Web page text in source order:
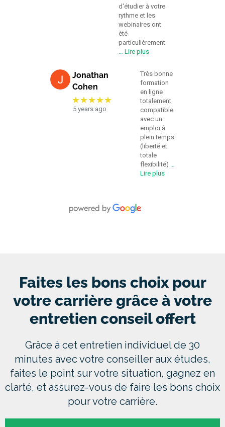
d'étudier à votre
rythme et les
webinaires ont
été
particulièrement
… Lire plus
Jonathan
Cohen
★★★★★
5 years ago
Très bonne
formation
en ligne
totalement
compatible
avec un
emploi à
plein temps
(liberté et
totale
flexibilité) …
Lire plus
Faites les bons choix pour
votre carrière grâce à votre
entretien conseil offert
Grâce à cet entretien individuel de 30
minutes avec votre conseiller aux études,
faites le point sur votre situation, gagnez en
clarté, et assurez-vous de faire les bons choix
pour votre carrière.